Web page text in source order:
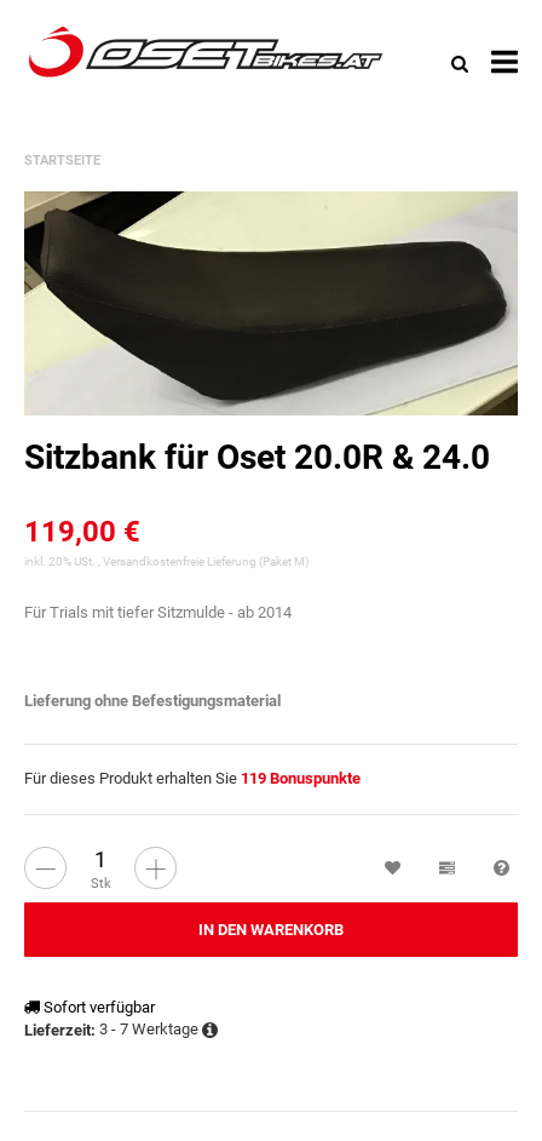
STARTSEITE
Sitzbank für Oset 20.0R & 24.0
119,00 €
inkl. 20% USt. , Versandkostenfreie Lieferung (Paket M)
Für Trials mit tiefer Sitzmulde - ab 2014
Lieferung ohne Befestigungsmaterial
Für dieses Produkt erhalten Sie 119 Bonuspunkte
Stk
IN DEN WARENKORB
Sofort verfügbar
Lieferzeit: 3 - 7 Werktage
Wunschzettel